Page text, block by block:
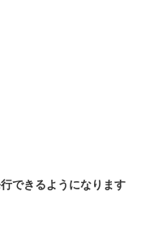
できるようになります